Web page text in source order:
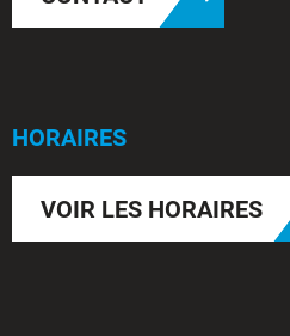
HORAIRES
VOIR LES HORAIRES